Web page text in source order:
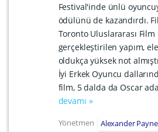
Festival'inde ünlü
ödülünü de kazandırdı.
Toronto Uluslararası
gerçekleştirilen yapım,
oldukça yüksek not
İyi Erkek Oyuncu
film, 5 dalda da Oscar
devamı »
Yönetmen Alexander Payne